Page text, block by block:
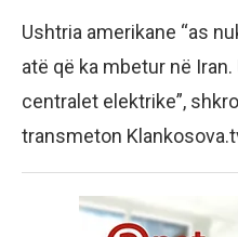
Ushtria amerikane “as
atë që ka mbetur në
centralet elektrike”,
transmeton